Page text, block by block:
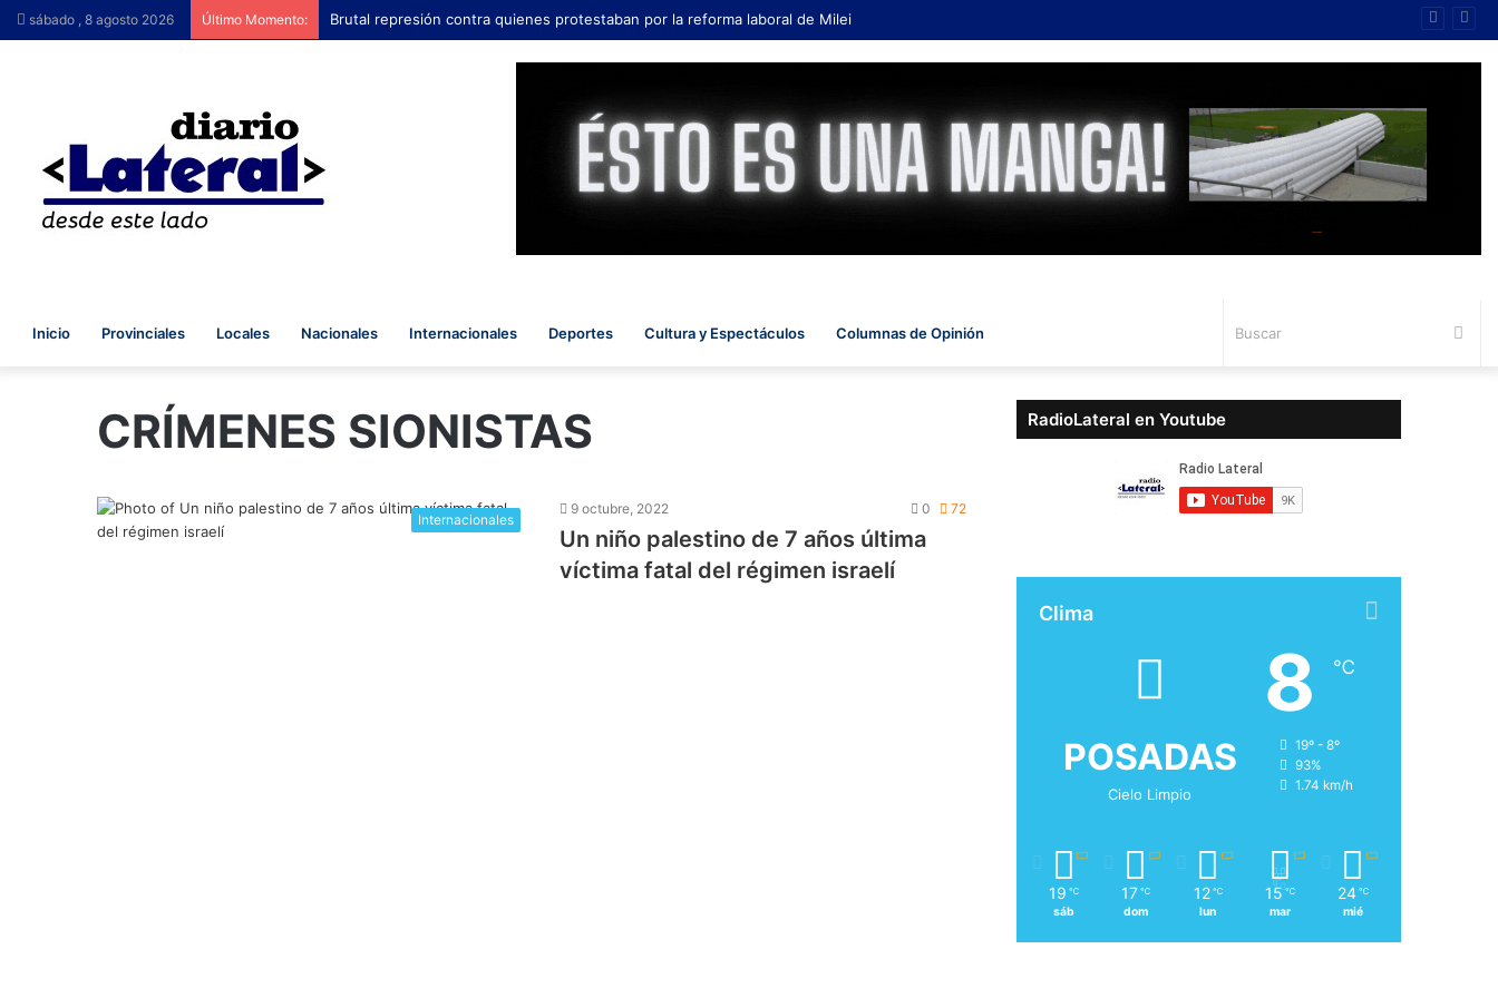
sábado , 8 agosto 2026 Último Momento: Brutal represión contra quienes protestaban por la reforma laboral de Milei
Inicio Provinciales Locales Nacionales Internacionales Deportes Cultura y Espectáculos Columnas de Opinión
CRÍMENES SIONISTAS
Internacionales
9 octubre, 2022 0 72
Un niño palestino de 7 años última
víctima fatal del régimen israelí
RadioLateral en Youtube
Clima
POSADAS
Cielo Limpio
8 ℃
19º - 8º
93%
1.74 km/h
19 ℃
sáb
17 ℃
dom
12 ℃
lun
15 ℃
mar
24 ℃
mié